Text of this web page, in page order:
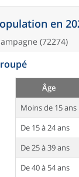
en
(72274)
Âge
Moins de 15 ans
De 15 à 24 ans
De 25 à 39 ans
De 40 à 54 ans